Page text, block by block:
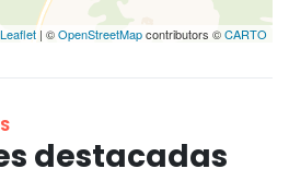
Leaflet | ©OpenStreetMapcontributors ©CARTO
destacadas